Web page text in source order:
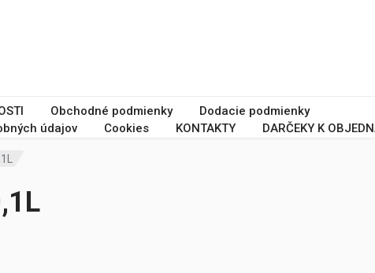
Obchodné podmienky
Dodacie podmienky
údajov
Cookies KONTAKTY DARČEKY K